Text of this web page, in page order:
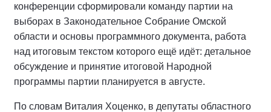
конференции сформировали команду партии на
выборах в Законодательное Собрание Омской
области и основы программного документа, работа
над итоговым текстом которого ещё идёт: детальное
обсуждение и принятие итоговой Народной
программы партии планируется в августе.
По словам Виталия Хоценко, в депутаты областного